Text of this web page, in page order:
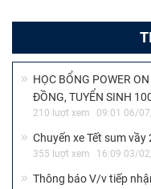
HỌC BỔNG POWER
ĐỒNG, TUYỂN SINH
210 lượt xem 09:01 06/
Chuyến xe Tết sum
355 lượt xem 16:09 03/
Thông báo V/v tiếp